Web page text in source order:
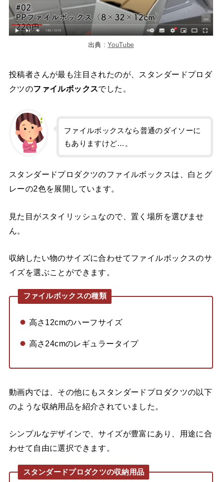
出典 :YouTube
投稿者さんが最も注目されたのが、スタンダードプロダ
クツのファイルボックスでした。
ファイルボックスなら普通のダイソーに
もありますけど…。
スタンダードプロダクツのファイルボックスは、白とグ
レーの2色を展開しています。
見た目がスタイリッシュなので、置く場所を選びませ
ん。
収納したい物のサイズに合わせてファイルボックスのサ
イズを選ぶことができます。
ファイルボックスの種類
高さ12cmのハーフサイズ
高さ24cmのレギュラータイプ
動画内では、その他にもスタンダードプロダクツの以下
のような収納用品を紹介されていました。
シンプルなデザインで、サイズが豊富にあり、用途に合
わせて自由に選択できます。
スタンダードプロダクツの収納用品